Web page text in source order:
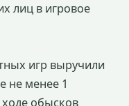
лиц в игровое
игр выручили
не менее 1
обысков